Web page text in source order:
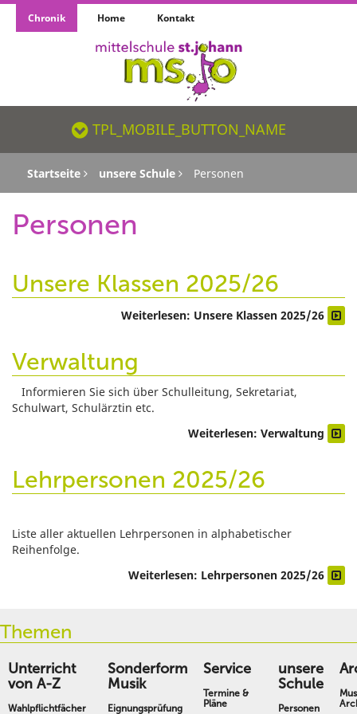
Chronik Home Kontakt
TPL_MOBILE_BUTTON_NAME_SR
TPL_MOBILE_BUTTON_NAME
Startseite unsere Schule Personen
Personen
Unsere Klassen 2025/26
Weiterlesen: Unsere Klassen 2025/26
Verwaltung
Informieren Sie sich über Schulleitung, Sekretariat,
Schulwart, Schulärztin etc.
Weiterlesen: Verwaltung
Lehrpersonen 2025/26
Liste aller aktuellen Lehrpersonen in alphabetischer
Reihenfolge.
Weiterlesen: Lehrpersonen 2025/26
Themen
Unterricht
von A-Z
Wahlpflichtfächer
Sonderform
Musik
Eignungsprüfung
Service
Termine &
Pläne
unsere
Schule
Personen